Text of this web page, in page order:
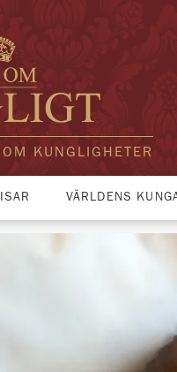
KUNGLIGHETER
VÄRLDENS